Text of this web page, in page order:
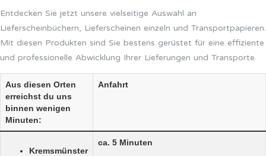
Entdecken Sie jetzt unsere vielseitige Auswahl an
Lieferscheinbüchern, Lieferscheinen einzeln und Transportpapieren.
Mit diesen Produkten sind Sie bestens gerüstet für eine effiziente
und professionelle Abwicklung Ihrer Lieferungen und Transporte.
Aus diesen Orten
erreichst du uns
binnen wenigen
Minuten:
Anfahrt
Kremsmünster
ca. 5 Minuten